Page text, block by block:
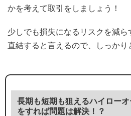
かを考えて取引をしましょう！
少しでも損失になるリスクを減
直結すると言えるので、しっかり
長期も短期も狙えるハイローオ
をすれば問題は解決！？